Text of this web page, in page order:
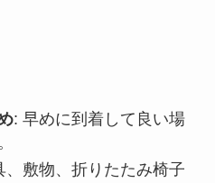
: 早めに到着して良い場
、敷物、折りたたみ椅子